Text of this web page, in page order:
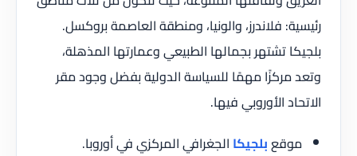
رئيسية: فلاندرز، والونيا، ومنطقة العاصمة بروكسل.
بلجيكا تشتهر بجمالها الطبيعي وعمارتها المذهلة،
وتعد مركزًا مهمًا للسياسة الدولية بفضل وجود مقر
الاتحاد الأوروبي فيها.
موقعبلجيكا الجغرافي المركزي في أوروبا.